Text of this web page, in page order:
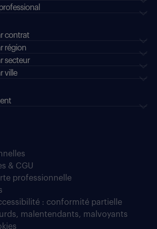
contrat
région
secteur
ville
& CGU
professionnelle
: conformité partielle
malentendants, malvoyants